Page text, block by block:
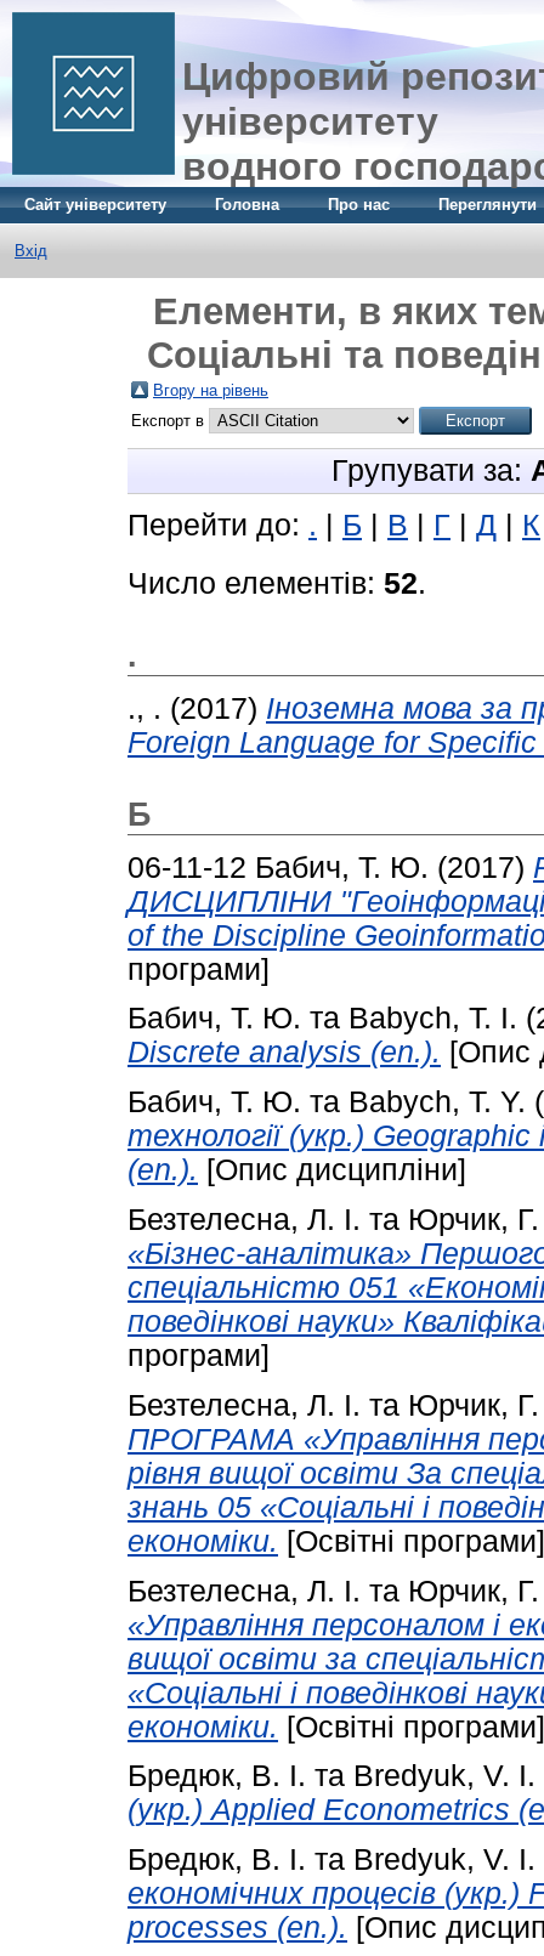
Цифровий
університету
водного
Сайт університету Головна Про нас Переглянути
Вхід
Елементи, в яких
Соціальні та
Вгору на рівень
Експорт в
Групувати за:
Перейти до: . Б В Г Д К
Число елементів: 52.
.
., . (2017) Іноземна мова за
Foreign Language for
Б
06-11-12 Бабич, Т. Ю. (2017)
ДИСЦИПЛІНИ
of the Discipline
програми]
Бабич, Т. Ю. та Babych, T. I.
Discrete analysis (en.). [Опис
Бабич, Т. Ю. та Babych, T. Y.
технології (укр.)
(en.). [Опис дисципліни]
Безтелесна, Л. І. та Юрчик,
«Бізнес-аналітика»
спеціальністю 051
поведінкові науки»
програми]
Безтелесна, Л. І. та Юрчик,
ПРОГРАМА «Управління
рівня вищої освіти За
знань 05 «Соціальні і
економіки. [Освітні програми]
Безтелесна, Л. І. та Юрчик,
«Управління персоналом і
вищої освіти за
«Соціальні і поведінкові
економіки. [Освітні програми]
Бредюк, В. І. та Bredyuk, V. I.
(укр.) Applied Econometrics
Бредюк, В. І. та Bredyuk, V. I.
економічних процесів
processes (en.). [Опис